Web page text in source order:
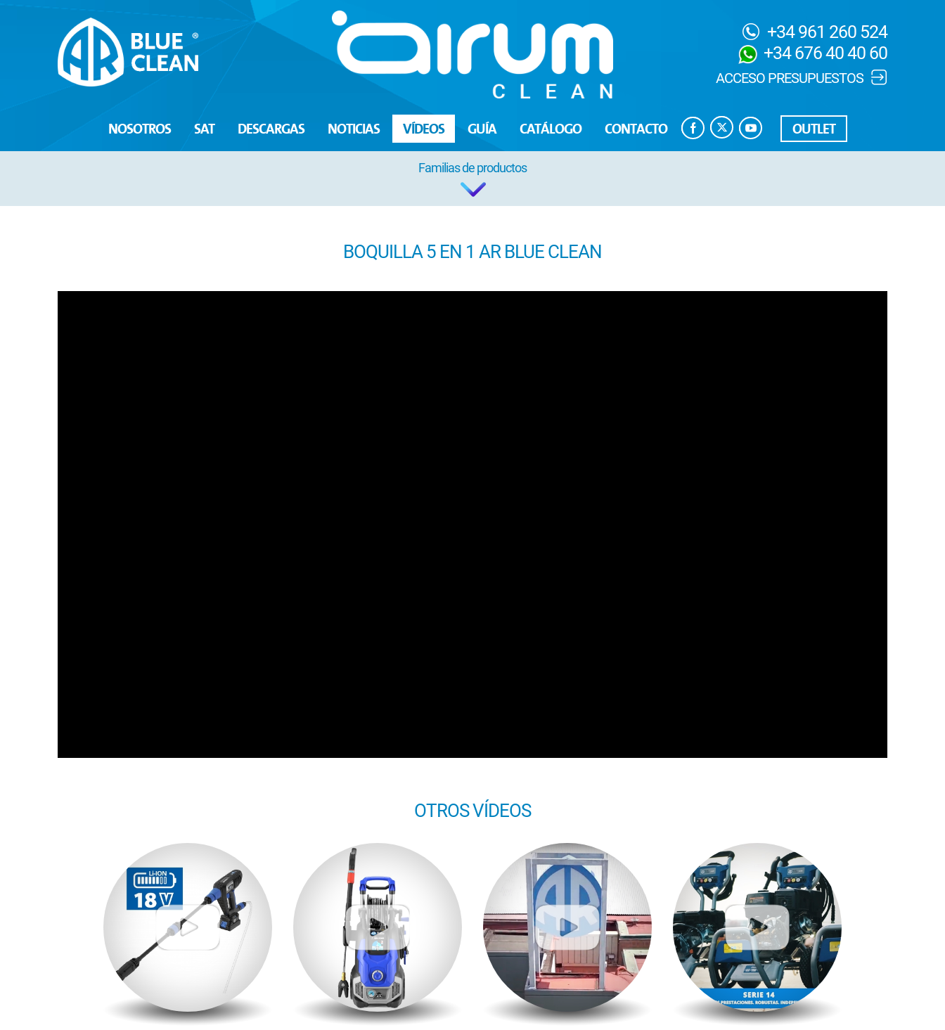
+34 961 260 524
+34 676 40 40 60
ACCESO PRESUPUESTOS
NOSOTROS SAT DESCARGAS NOTICIAS VÍDEOS GUÍA CATÁLOGO CONTACTO OUTLET
Familias de productos
BOQUILLA 5 EN 1 AR BLUE CLEAN
OTROS VÍDEOS